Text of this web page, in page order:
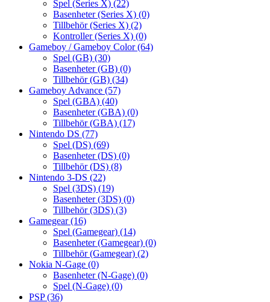
Spel (Series X) (22)
Basenheter (Series X) (0)
Tillbehör (Series X) (2)
Kontroller (Series X) (0)
Gameboy / Gameboy Color(64)
Spel (GB) (30)
Basenheter (GB) (0)
Tillbehör (GB) (34)
Gameboy Advance (57)
Spel (GBA) (40)
Basenheter (GBA) (0)
Tillbehör (GBA) (17)
Nintendo DS (77)
Spel (DS) (69)
Basenheter (DS) (0)
Tillbehör (DS) (8)
Nintendo 3-DS (22)
Spel (3DS) (19)
Basenheter (3DS) (0)
Tillbehör (3DS) (3)
Gamegear(16)
Spel (Gamegear) (14)
Basenheter (Gamegear) (0)
Tillbehör (Gamegear) (2)
Nokia N-Gage (0)
Basenheter (N-Gage) (0)
Spel (N-Gage) (0)
PSP(36)